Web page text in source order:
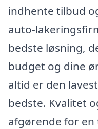
indhente tilbud
auto-
bedste løsning,
budget og dine
altid er den
bedste. Kvalitet
afgørende for